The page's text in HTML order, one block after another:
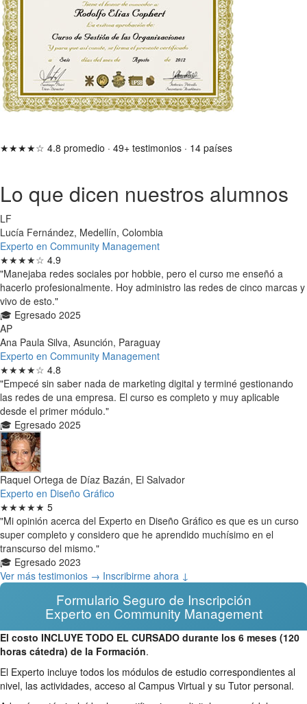
★★★★☆ 4.8 promedio · 49+ testimonios · 14 países
Lo que dicen nuestros alumnos
LF
Lucía Fernández, Medellín, Colombia
Experto en Community Management
★★★★☆ 4.9
"Manejaba redes sociales por hobbie, pero el curso me enseñó a
hacerlo profesionalmente. Hoy administro las redes de cinco marcas y
vivo de esto."
🎓 Egresado 2025
AP
Ana Paula Silva, Asunción, Paraguay
Experto en Community Management
★★★★☆ 4.8
"Empecé sin saber nada de marketing digital y terminé gestionando
las redes de una empresa. El curso es completo y muy aplicable
desde el primer módulo."
🎓 Egresado 2025
Raquel Ortega de Díaz Bazán, El Salvador
Experto en Diseño Gráfico
★★★★★ 5
"Mi opinión acerca del Experto en Diseño Gráfico es que es un curso
super completo y considero que he aprendido muchísimo en el
transcurso del mismo."
🎓 Egresado 2023
Ver más testimonios → Inscribirme ahora ↓
Formulario Seguro de Inscripción
Experto en Community Management
El costo INCLUYE TODO EL CURSADO durante los 6 meses (120
horas cátedra) de la Formación.
El Experto incluye todos los módulos de estudio correspondientes al
nivel, las actividades, acceso al Campus Virtual y su Tutor personal.